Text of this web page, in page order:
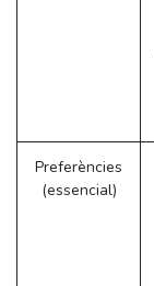
Preferències
(essencial)